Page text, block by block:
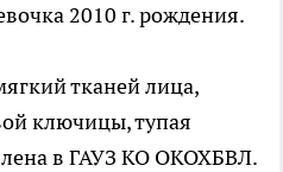
2010 г. рождения.
тканей лица,
ключицы, тупая
в ГАУЗ КО ОКОХБВЛ.